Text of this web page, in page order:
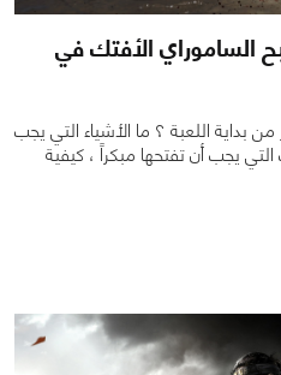
الساموراي الأفتك في
اللعبة ؟ ما الأشياء التي يجب
يجب أن تفتحها مبكراً ، كيفية